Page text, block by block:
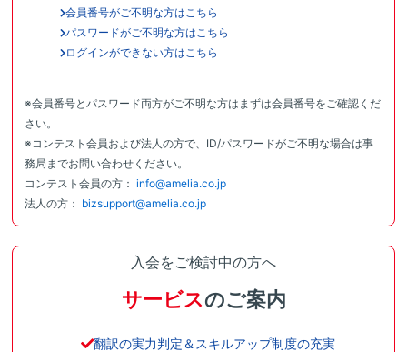
会員番号がご不明な方はこちら
パスワードがご不明な方はこちら
ログインができない方はこちら
※会員番号とパスワード両方がご不明な方はまずは会員番号をご確認くだ
さい。
※コンテスト会員および法人の方で、ID/パスワードがご不明な場合は事
務局までお問い合わせください。
コンテスト会員の方： info@amelia.co.jp
法人の方： bizsupport@amelia.co.jp
入会をご検討中の方へ
サービスのご案内
翻訳の実力判定＆スキルアップ制度の充実